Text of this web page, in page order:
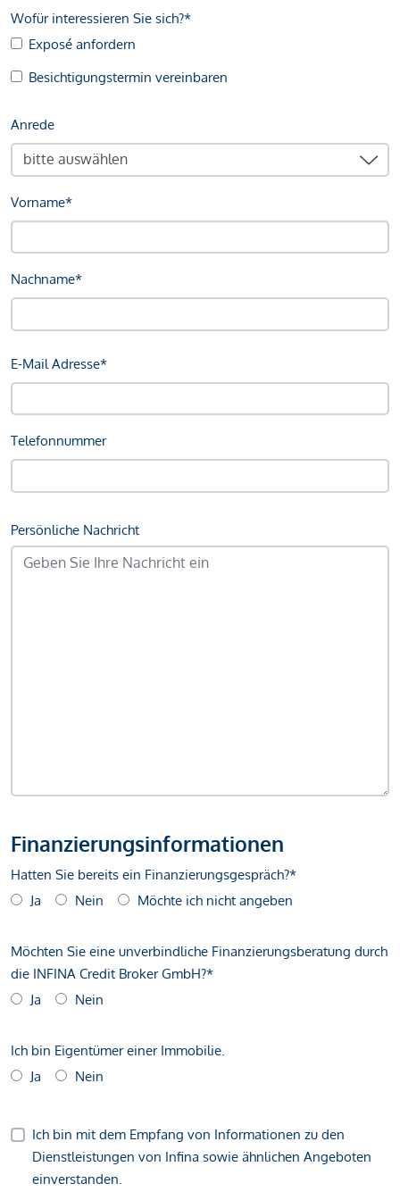
Wofür interessieren Sie sich?*
Exposé anfordern
Besichtigungstermin vereinbaren
Anrede
Vorname*
Nachname*
E-Mail Adresse*
Telefonnummer
Persönliche Nachricht
Finanzierungsinformationen
Hatten Sie bereits ein Finanzierungsgespräch?*
Ja
Nein Möchte ich nicht angeben
Möchten Sie eine unverbindliche Finanzierungsberatung durch
die INFINA Credit Broker GmbH?*
Ja
Nein
Ich bin Eigentümer einer Immobilie.
Ja
Nein
Ich bin mit dem Empfang von Informationen zu den
Dienstleistungen von Infina sowie ähnlichen Angeboten
einverstanden.